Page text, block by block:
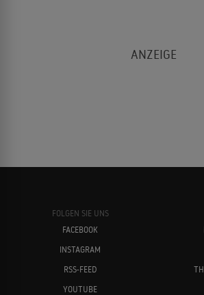
FOLGEN SIE UNS
FACEBOOK
INSTAGRAM
RSS-FEED
YOUTUBE